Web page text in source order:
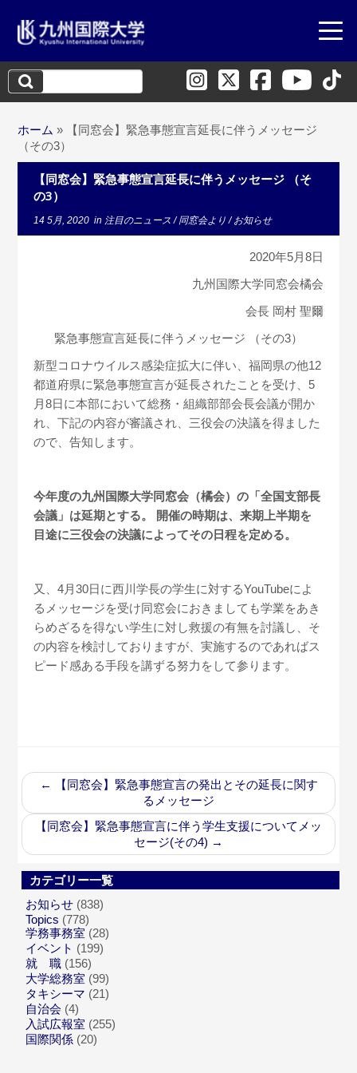
検
索:
ホーム »
【同窓会】緊急事態宣言延長に伴うメッセージ
（その3）
【同窓会】緊急事態宣言延長に伴うメッセージ （そ
の3）
14 5月, 2020 in 注目のニュース/同窓会より/お知らせ
2020年5月8日
九州国際大学同窓会橘会
会長 岡村 聖爾
緊急事態宣言延長に伴うメッセージ （その3）
新型コロナウイルス感染症拡大に伴い、福岡県の他12
都道府県に緊急事態宣言が延長されたことを受け、5
月8日に本部において総務・組織部部会長会議が開か
れ、下記の内容が審議され、三役会の決議を得ました
ので、告知します。
今年度の九州国際大学同窓会（橘会）の「全国支部長
会議」は延期とする。 開催の時期は、来期上半期を
目途に三役会の決議によってその日程を定める。
又、4月30日に西川学長の学生に対するYouTubeによ
るメッセージを受け同窓会におきましても学業をあき
らめざるを得ない学生に対し救援の有無を討議し、そ
の内容を検討しておりますが、実施するのであればス
ピード感ある手段を講ずる努力をして参ります。
←
【同窓会】緊急事態宣言の発出とその延長に関す
るメッセージ
【同窓会】緊急事態宣言に伴う学生支援についてメッ
セージ(その4) →
カテゴリー一覧
お知らせ (838)
Topics (778)
学務事務室 (28)
イベント (199)
就 職 (156)
大学総務室 (99)
タキシーマ (21)
自治会 (4)
入試広報室 (255)
国際関係 (20)